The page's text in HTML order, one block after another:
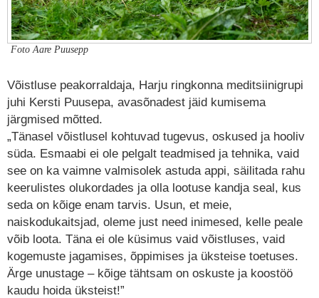
Foto Aare Puusepp
Võistluse peakorraldaja, Harju ringkonna meditsiinigrupi
juhi Kersti Puusepa, avasõnadest jäid kumisema
järgmised mõtted.
„Tänasel võistlusel kohtuvad tugevus, oskused ja hooliv
süda. Esmaabi ei ole pelgalt teadmised ja tehnika, vaid
see on ka vaimne valmisolek astuda appi, säilitada rahu
keerulistes olukordades ja olla lootuse kandja seal, kus
seda on kõige enam tarvis. Usun, et meie,
naiskodukaitsjad, oleme just need inimesed, kelle peale
võib loota. Täna ei ole küsimus vaid võistluses, vaid
kogemuste jagamises, õppimises ja üksteise toetuses.
Ärge unustage – kõige tähtsam on oskuste ja koostöö
kaudu hoida üksteist!”